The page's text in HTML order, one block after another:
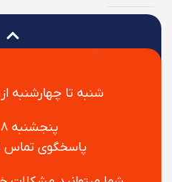
شنبه تا چهارشنبه از ساعت ۸
پنجشنبه ۸ الی ۱۴
پاسخگوی تماس